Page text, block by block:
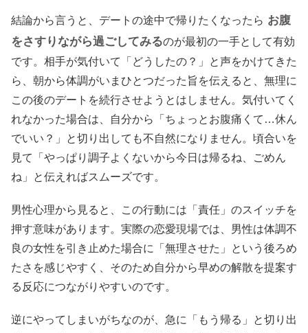
結論から言うと、デートの途中で帰りたくなったら お腹
をさすりながら過ごしてみるのが最初の一手として有効
です。相手が気付いて「どうしたの？」と声をかけてきた
ら、朝から体調がいまひとつだった旨を伝えると、無理に
この後のデートを続行させようとはしません。気付いてく
れなかった場合は、自分から「ちょっとお腹痛くて…休ん
でいい？」と切り出しても不自然になりません。頃合いを
見て「やっぱり調子よくないから今日は帰るね、ごめん
ね」と伝えればスムーズです。
男性心理から見ると、この行動には「責任」のスイッチを
押す意味があります。実際の恋愛現場では、男性は体調不
良の女性を引き止めた場合に「無理させた」という後ろめ
たさを感じやすく、そのため自分から早めの解散を提案す
る反応につながりやすいのです。
逆にやってしまいがちなのが、急に「もう帰る」と切り出